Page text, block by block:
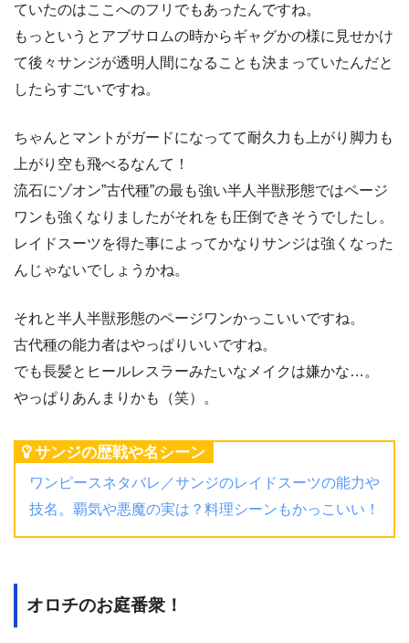
ていたのはここへのフリでもあったんですね。
もっというとアブサロムの時からギャグかの様に見せかけ
て後々サンジが透明人間になることも決まっていたんだと
したらすごいですね。
ちゃんとマントがガードになってて耐久力も上がり脚力も
上がり空も飛べるなんて！
流石にゾオン”古代種”の最も強い半人半獣形態ではページ
ワンも強くなりましたがそれをも圧倒できそうでしたし。
レイドスーツを得た事によってかなりサンジは強くなった
んじゃないでしょうかね。
それと半人半獣形態のページワンかっこいいですね。
古代種の能力者はやっぱりいいですね。
でも長髪とヒールレスラーみたいなメイクは嫌かな…。
やっぱりあんまりかも（笑）。
サンジの歴戦や名シーン
ワンピースネタバレ／サンジのレイドスーツの能力や
技名。覇気や悪魔の実は？料理シーンもかっこいい！
オロチのお庭番衆！